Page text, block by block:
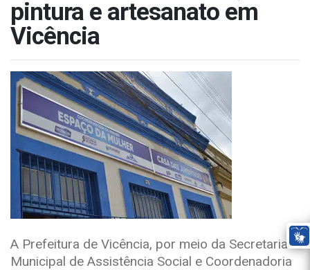
pintura e artesanato em
Vicência
A Prefeitura de Vicência, por meio da Secretaria
Municipal de Assistência Social e Coordenadoria